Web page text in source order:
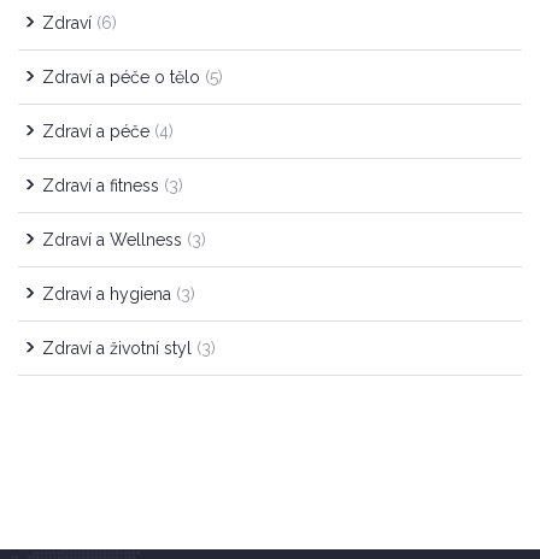
Zdraví (6)
Zdraví a péče o tělo (5)
Zdraví a péče (4)
Zdraví a fitness (3)
Zdraví a Wellness (3)
Zdraví a hygiena (3)
Zdraví a životní styl (3)